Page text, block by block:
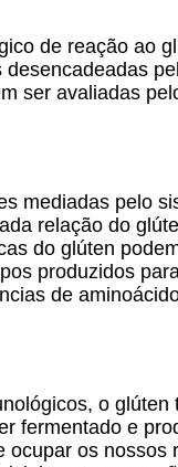
de reação ao
ser avaliadas
mediadas pelo
relação do
do glúten
produzidos
de
o
fermentado e
ocupar os